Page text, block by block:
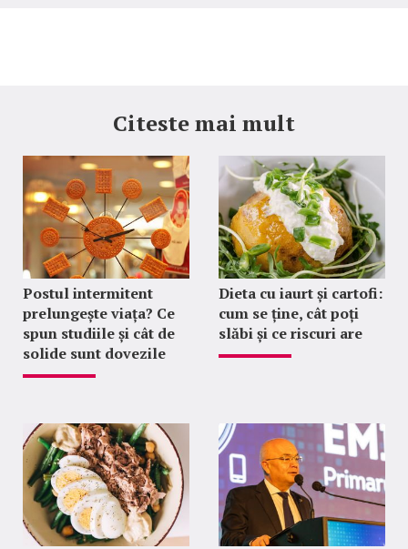
Citeste mai mult
Postul intermitent
prelungește viața? Ce
spun studiile și cât de
solide sunt dovezile
Dieta cu iaurt și cartofi:
cum se ține, cât poți
slăbi și ce riscuri are